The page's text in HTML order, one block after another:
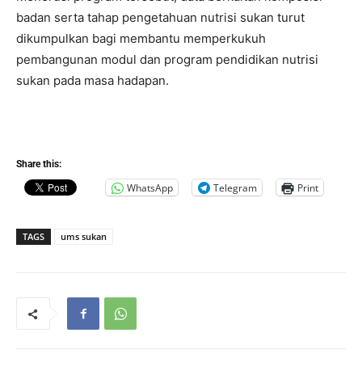
badan serta tahap pengetahuan nutrisi sukan turut
dikumpulkan bagi membantu memperkukuh
pembangunan modul dan program pendidikan nutrisi
sukan pada masa hadapan.
Share this:
WhatsApp Telegram Print
TAGS ums sukan